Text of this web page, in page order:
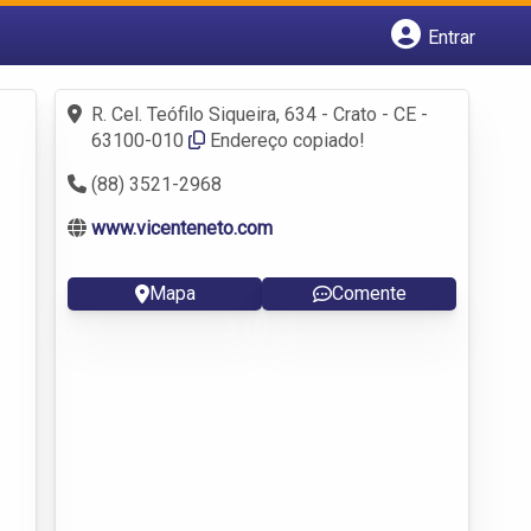
Entrar
Fazer login
Criar conta
R. Cel. Teófilo Siqueira, 634 - Crato - CE -
63100-010‎
Endereço copiado!
(88) 3521-2968
www.vicenteneto.com
Mapa Comente